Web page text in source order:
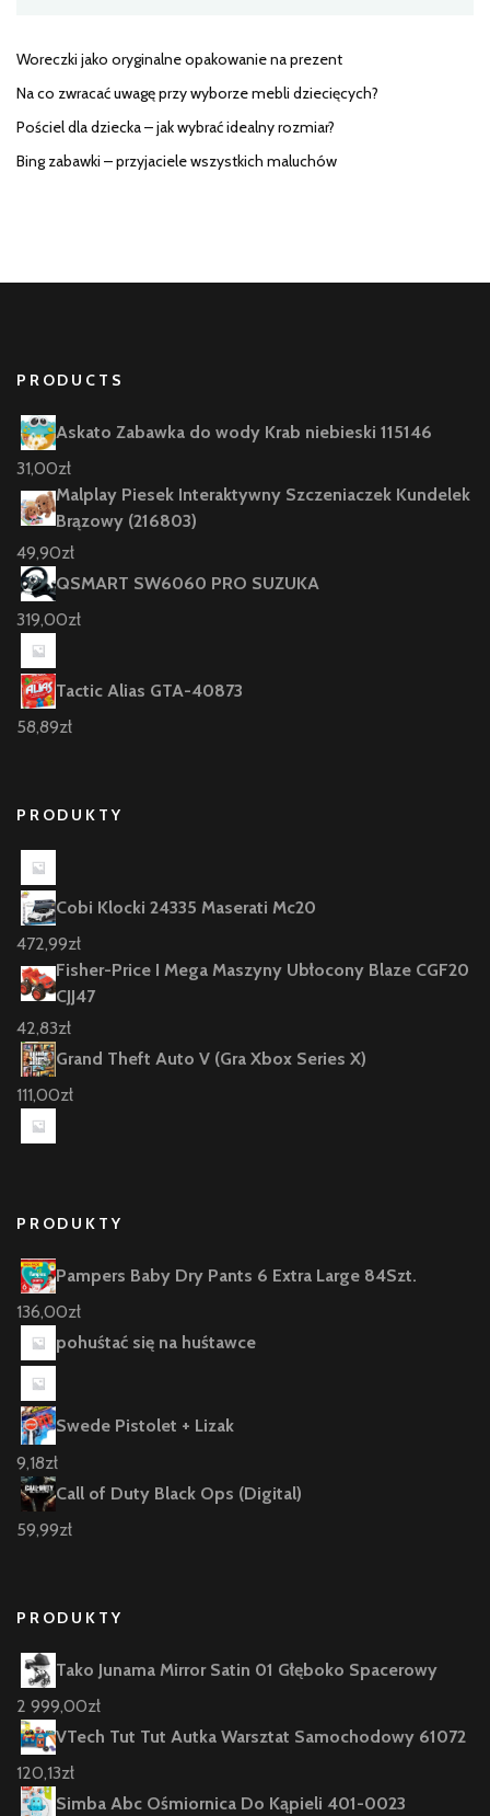
Woreczki jako oryginalne opakowanie na prezent
Na co zwracać uwagę przy wyborze mebli dziecięcych?
Pościel dla dziecka – jak wybrać idealny rozmiar?
Bing zabawki – przyjaciele wszystkich maluchów
PRODUCTS
Askato Zabawka do wody Krab niebieski 115146
31,00zł
Malplay Piesek Interaktywny Szczeniaczek Kundelek
Brązowy (216803)
49,90zł
QSMART SW6060 PRO SUZUKA
319,00zł
Tactic Alias GTA-40873
58,89zł
PRODUKTY
Cobi Klocki 24335 Maserati Mc20
472,99zł
Fisher-Price I Mega Maszyny Ubłocony Blaze CGF20
CJJ47
42,83zł
Grand Theft Auto V (Gra Xbox Series X)
111,00zł
PRODUKTY
Pampers Baby Dry Pants 6 Extra Large 84Szt.
136,00zł
pohuśtać się na huśtawce
Swede Pistolet + Lizak
9,18zł
Call of Duty Black Ops (Digital)
59,99zł
PRODUKTY
Tako Junama Mirror Satin 01 Głęboko Spacerowy
2 999,00zł
VTech Tut Tut Autka Warsztat Samochodowy 61072
120,13zł
Simba Abc Ośmiornica Do Kąpieli 401-0023